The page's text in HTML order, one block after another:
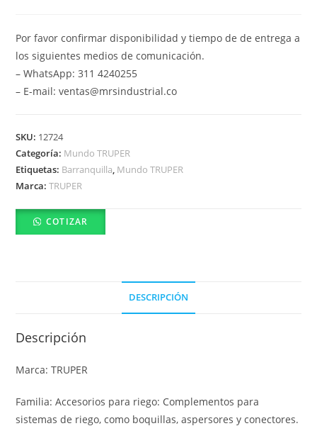
Por favor confirmar disponibilidad y tiempo de de entrega a
los siguientes medios de comunicación.
– WhatsApp: 311 4240255
– E-mail: ventas@mrsindustrial.co
SKU: 12724
Categoría: Mundo TRUPER
Etiquetas: Barranquilla, Mundo TRUPER
Marca:TRUPER
COTIZAR
DESCRIPCIÓN
Descripción
Marca: TRUPER
Familia: Accesorios para riego: Complementos para
sistemas de riego, como boquillas, aspersores y conectores.